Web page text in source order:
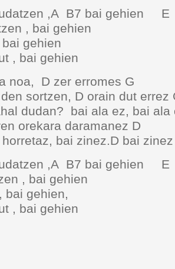
,A B7 bai gehien
, bai gehien
gehien
, bai gehien
noa, D zer erromes G
sortzen, D orain dut errez
dudan? bai ala ez, bai ala
orekara daramanez D
bai zinez.D bai zinez
,A B7 bai gehien
, bai gehien
bai gehien,
, bai gehien